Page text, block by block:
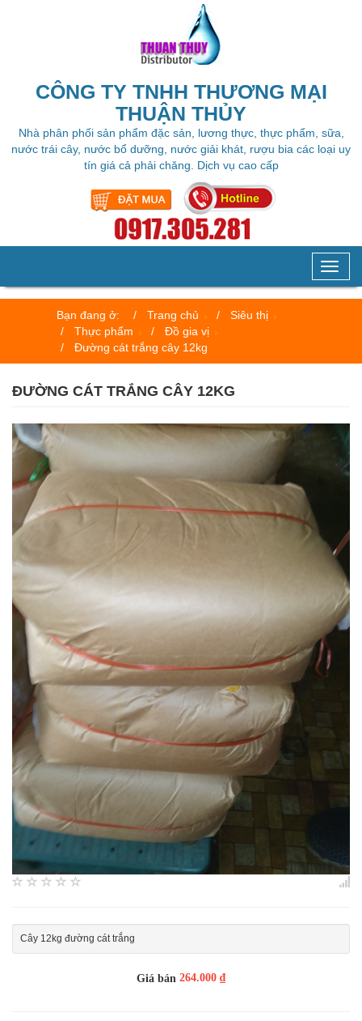
CÔNG TY TNHH THƯƠNG MẠI
THUẬN THỦY
Nhà phân phối sản phẩm đặc sản, lương thực, thực phẩm, sữa,
nước trái cây, nước bổ dưỡng, nước giải khát, rượu bia các loại uy
tín giá cả phải chăng. Dịch vụ cao cấp
Bạn đang ở:
Trang chủ
Siêu thị
Thực phẩm
Đồ gia vị
Đường cát trắng cây 12kg
ĐƯỜNG CÁT TRẮNG CÂY 12KG
Cây 12kg đường cát trắng
Giá bán 264.000 ₫